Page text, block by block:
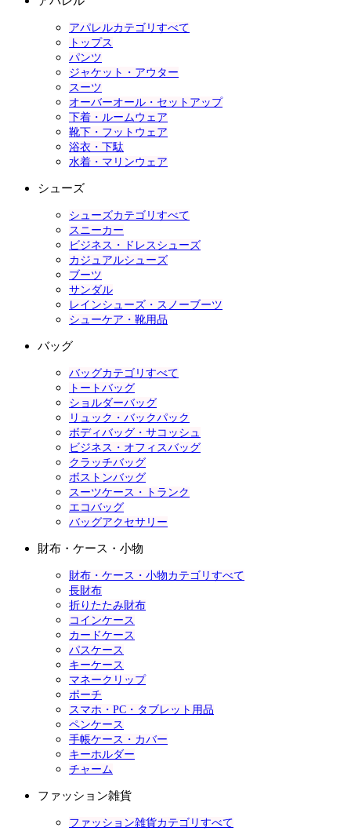
アパレルカテゴリすべて
トップス
パンツ
ジャケット・アウター
スーツ
オーバーオール・セットアップ
下着・ルームウェア
靴下・フットウェア
浴衣・下駄
水着・マリンウェア
シューズ
シューズカテゴリすべて
スニーカー
ビジネス・ドレスシューズ
カジュアルシューズ
ブーツ
サンダル
レインシューズ・スノーブーツ
シューケア・靴用品
バッグ
バッグカテゴリすべて
トートバッグ
ショルダーバッグ
リュック・バックパック
ボディバッグ・サコッシュ
ビジネス・オフィスバッグ
クラッチバッグ
ボストンバッグ
スーツケース・トランク
エコバッグ
バッグアクセサリー
財布・ケース・小物
財布・ケース・小物カテゴリすべて
長財布
折りたたみ財布
コインケース
カードケース
パスケース
キーケース
マネークリップ
ポーチ
スマホ・PC・タブレット用品
ペンケース
手帳ケース・カバー
キーホルダー
チャーム
ファッション雑貨
ファッション雑貨カテゴリすべて